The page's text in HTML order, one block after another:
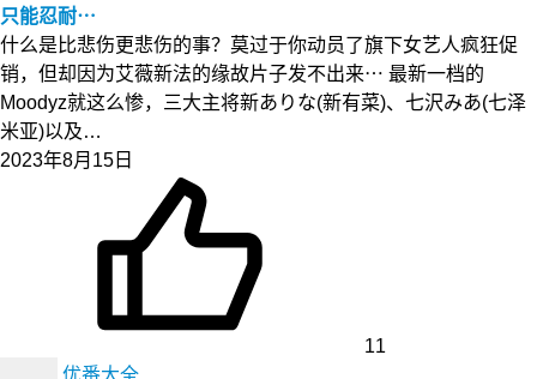
只能忍耐⋯
什么是比悲伤更悲伤的事？莫过于你动员了旗下女艺人疯狂促
销，但却因为艾薇新法的缘故片子发不出来⋯ 最新一档的
Moodyz就这么惨，三大主将新ありな(新有菜)、七沢みあ(七泽
米亚)以及…
2023年8月15日
11